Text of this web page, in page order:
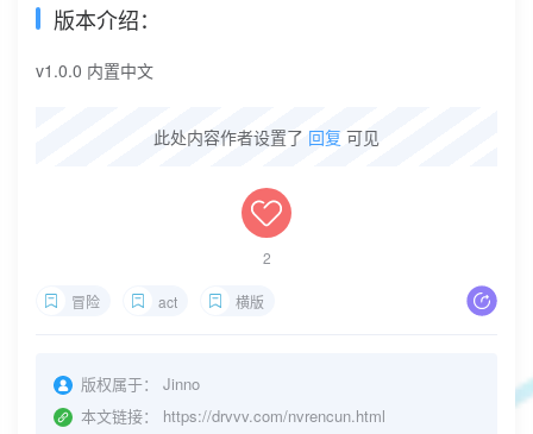
版本介绍：
v1.0.0 内置中文
此处内容作者设置了 回复 可见
2
冒险 act 横版
版权属于：
Jinno
本文链接：
https://drvvv.com/nvrencun.html